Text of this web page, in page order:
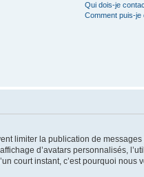
Qui dois-je
Comment puis-
limiter la publication de
d’avatars personnalisés,
court instant, c’est pourquoi nous